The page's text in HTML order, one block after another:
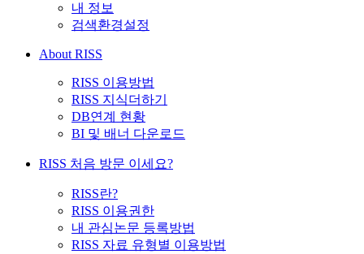
내 정보
검색환경설정
About RISS
RISS 이용방법
RISS 지식더하기
DB연계 현황
BI 및 배너 다운로드
RISS 처음 방문 이세요?
RISS란?
RISS 이용권한
내 관심논문 등록방법
RISS 자료 유형별 이용방법